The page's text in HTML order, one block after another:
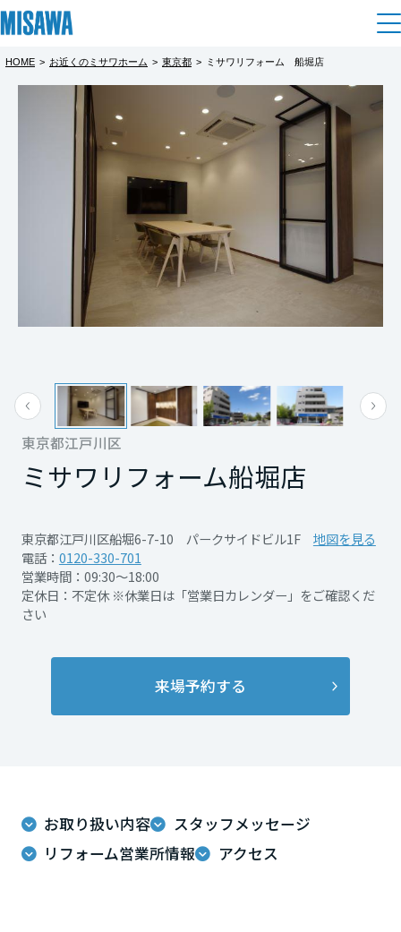
住まい
[注文住宅]
商品ラインアップ
デザイン
テクノロジー（住まいの性能）
建築事例・建築実例
インテリア
住まいづくりガイド
買う
分譲住宅（建売・土地）検索
中古住宅検索
これから住まいをご検討の方
土地活用
個人のお客さま
賃貸住宅
賃貸併用住宅
店舗・各種施設
土地活用実例
法人のお客さま
企業不動産活用（CRE）戦略
社宅建築
医療・介護・子育て・障がい福祉施設
これから土地活用・賃貸経営をご検討の方
土地活用の基礎から長期安定経営を目指すオーナー様まで、賃貸経営
リフォーム
戸建て・マンション
ミサワリフォームとは
リフォームメニュー
リフォーム事例
事業用
事業用リノベーション
ホテル・旅館リフォーム
ホームラウンジ リフォーム
まちづくり
複合開発・投資開発
再開発・官民連携事業
分譲マンション開発事業
収益不動産・投資開発事業
建築再生事業
事業用売買
のまちづくりを実現していきます。
ミサワゼネラルソリューション
オーナーサポート
住まいるりんぐ（ロングサポート）
保証制度
ミサワリフォーム
ご相談窓口
ツや、ミサワホームからの大切なお知らせなど配信しています。
ミサワオーナーズクラブ
業・IR情報
企業・IR
ニュース
MISAWAについて
ミサワホームグループ
IR情報
SDGs
中途採用
展示場・イベント情報
住まいのご相談
HOME > お近くのミサワホーム > 東京都 > ミサワリフォーム 船堀店
東京都江戸川区
ミサワリフォーム船堀店
東京都江戸川区船堀6-7-10 パークサイドビル1F
地図を見る
電話： 0120-330-701
営業時間：09:30～18:00
定休日：不定休 ※休業日は「営業日カレンダー」をご確認くだ
さい
来場予約する
お取り扱い内容
スタッフメッセージ
リフォーム営業所情報
アクセス
都道府県を選択
北海道
青森県
岩手県
宮城県
山形県
福島県
関東
栃木県